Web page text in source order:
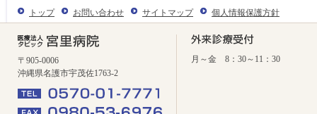
トップ お問い合わせ サイトマップ 個人情報保護方針
〒905-0006
沖縄県名護市宇茂佐1763-2
月～金 8：30～11：30